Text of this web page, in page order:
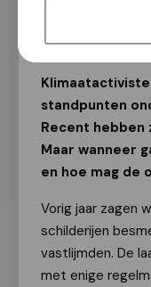
Tekst:
21 april 2023
standpunten
Recent hebben
Maar wanneer
en hoe mag de
Vorig jaar zagen
schilderijen
vastlijmden. De
met enige